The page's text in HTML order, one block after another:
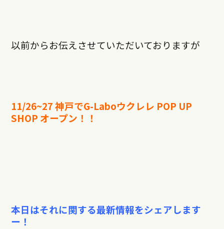
以前からお伝えさせていただいておりますが
11/26~27 神戸でG-Laboウクレレ POP UP
SHOP オープン！！
本日はそれに関する最新情報をシェアします
ー！